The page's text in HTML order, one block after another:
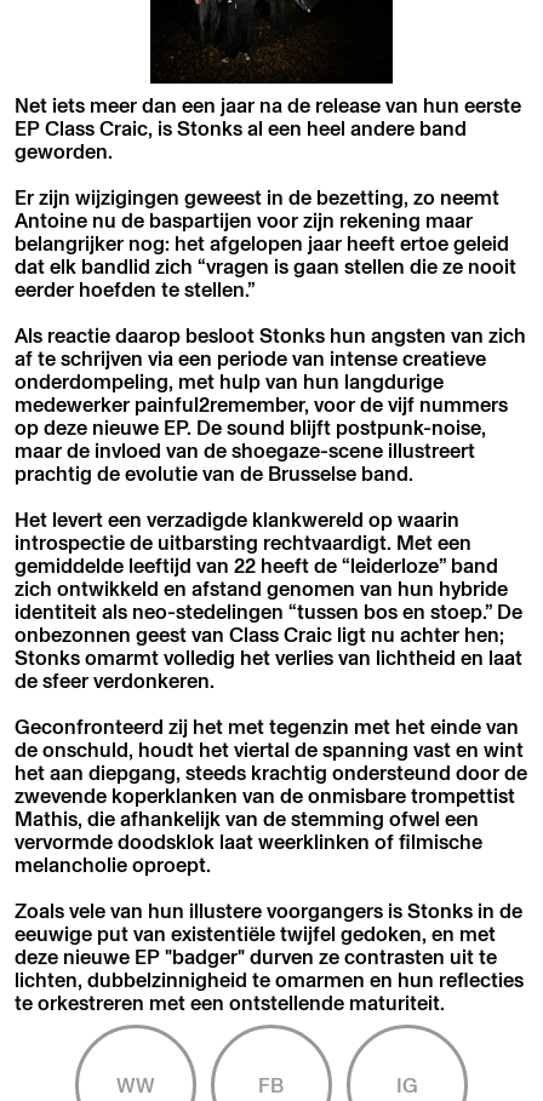
Net iets meer dan een jaar na de release van hun eerste
EP Class Craic, is Stonks al een heel andere band
geworden.
Er zijn wijzigingen geweest in de bezetting, zo neemt
Antoine nu de baspartijen voor zijn rekening maar
belangrijker nog: het afgelopen jaar heeft ertoe geleid
dat elk bandlid zich “vragen is gaan stellen die ze nooit
eerder hoefden te stellen.”
Als reactie daarop besloot Stonks hun angsten van zich
af te schrijven via een periode van intense creatieve
onderdompeling, met hulp van hun langdurige
medewerker painful2remember, voor de vijf nummers
op deze nieuwe EP. De sound blijft postpunk-noise,
maar de invloed van de shoegaze-scene illustreert
prachtig de evolutie van de Brusselse band.
Het levert een verzadigde klankwereld op waarin
introspectie de uitbarsting rechtvaardigt. Met een
gemiddelde leeftijd van 22 heeft de “leiderloze” band
zich ontwikkeld en afstand genomen van hun hybride
identiteit als neo-stedelingen “tussen bos en stoep.” De
onbezonnen geest van Class Craic ligt nu achter hen;
Stonks omarmt volledig het verlies van lichtheid en laat
de sfeer verdonkeren.
Geconfronteerd zij het met tegenzin met het einde van
de onschuld, houdt het viertal de spanning vast en wint
het aan diepgang, steeds krachtig ondersteund door de
zwevende koperklanken van de onmisbare trompettist
Mathis, die afhankelijk van de stemming ofwel een
vervormde doodsklok laat weerklinken of filmische
melancholie oproept.
Zoals vele van hun illustere voorgangers is Stonks in de
eeuwige put van existentiële twijfel gedoken, en met
deze nieuwe EP "badger" durven ze contrasten uit te
lichten, dubbelzinnigheid te omarmen en hun reflecties
te orkestreren met een ontstellende maturiteit.
WW FB IG